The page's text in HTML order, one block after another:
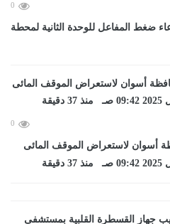
0
ضغط المفاعل للوحدة الثانية لمحطة
0
أسوان لاستعراض الموقف المائى